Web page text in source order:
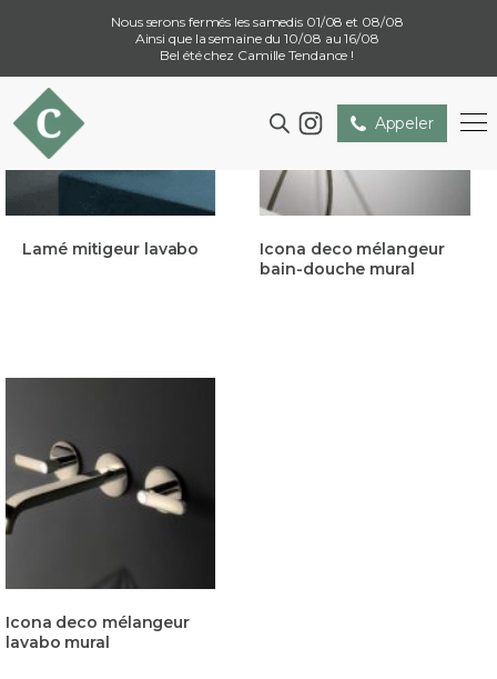
Nous serons fermés les samedis 01/08 et 08/08
Ainsi que la semaine du 10/08 au 16/08
Bel été chez Camille Tendance !
Appeler
Lamé mitigeur lavabo
Icona deco mélangeur
bain-douche mural
Icona deco mélangeur
lavabo mural